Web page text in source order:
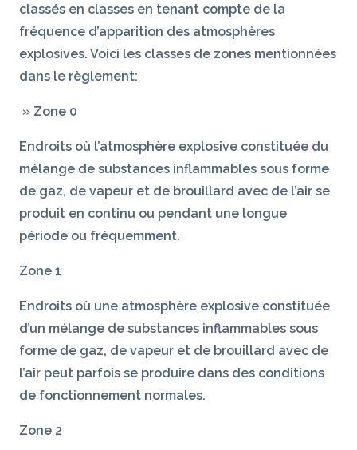
classés en classes en tenant compte de la
fréquence d’apparition des atmosphères
explosives. Voici les classes de zones mentionnées
dans le règlement:
» Zone 0
Endroits où l’atmosphère explosive constituée du
mélange de substances inflammables sous forme
de gaz, de vapeur et de brouillard avec de l’air se
produit en continu ou pendant une longue
période ou fréquemment.
Zone 1
Endroits où une atmosphère explosive constituée
d’un mélange de substances inflammables sous
forme de gaz, de vapeur et de brouillard avec de
l’air peut parfois se produire dans des conditions
de fonctionnement normales.
Zone 2